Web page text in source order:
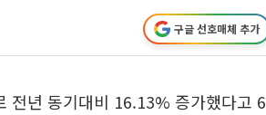
구글 선호매체 추가
전년 동기대비 16.13% 증가했다고 6